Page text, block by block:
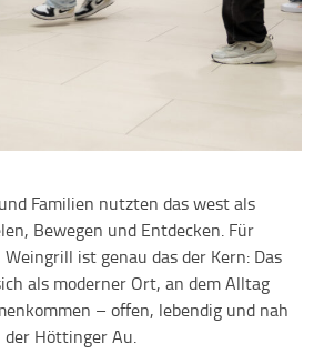
Familien nutzten das west als
Bewegen und Entdecken. Für
ist genau das der Kern: Das
als moderner Ort, an dem Alltag
– offen, lebendig und nah
der Höttinger Au.